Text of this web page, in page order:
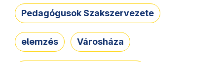
Pedagógusok Szakszervezete
elemzés Városháza